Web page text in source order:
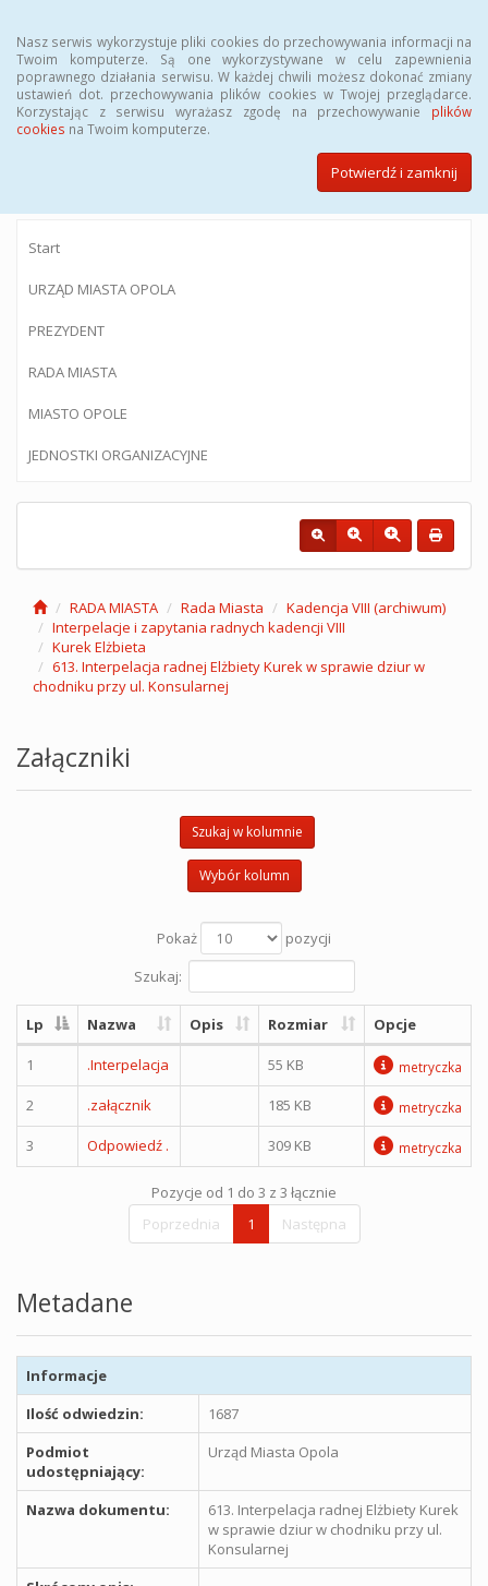
Nasz serwis wykorzystuje pliki cookies do przechowywania informacji na
Twoim komputerze. Są one wykorzystywane w celu zapewnienia
poprawnego działania serwisu. W każdej chwili możesz dokonać zmiany
ustawień dot. przechowywania plików cookies w Twojej przeglądarce.
Korzystając z serwisu wyrażasz zgodę na przechowywanie plików
cookies na Twoim komputerze.
Potwierdź i zamknij
BIULETYN INFORMACJI PUBLICZNEJ
Urzędu Miasta Opola
Start
URZĄD MIASTA OPOLA
PREZYDENT
RADA MIASTA
MIASTO OPOLE
JEDNOSTKI ORGANIZACYJNE
RADA MIASTA Rada Miasta
Kadencja VIII (archiwum)
Interpelacje i zapytania radnych kadencji VIII
Kurek Elżbieta
613. Interpelacja radnej Elżbiety Kurek w sprawie dziur w
chodniku przy ul. Konsularnej
Załączniki
Szukaj w kolumnie
Wybór kolumn
Pokaż
pozycji
Szukaj:
Lp Nazwa Opis Rozmiar Opcje
1 .Interpelacja 55 KB metryczka
2 .załącznik 185 KB metryczka
3 Odpowiedź . 309 KB metryczka
Pozycje od 1 do 3 z 3 łącznie
Poprzednia
1 Następna
Metadane
Informacje
Ilość odwiedzin:
1687
Podmiot
udostępniający:
Urząd Miasta Opola
Nazwa dokumentu:
613. Interpelacja radnej Elżbiety Kurek
w sprawie dziur w chodniku przy ul.
Konsularnej